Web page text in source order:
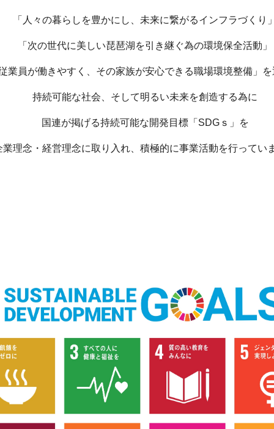
「人々の暮らしを豊かにし、未来に繋がるインフラづくり」
「次の世代に美しい琵琶湖を引き継ぐ為の環境保全活動」
業員が働きやすく、その家族が安心できる職場環境整備」
持続可能な社会、そして明るい未来を創造する為に
国連が掲げる持続可能な開発目標「SDGｓ」を
業理念・経営理念に取り入れ、 積極的に事業活動を行ってい